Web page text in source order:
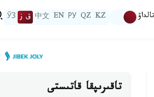
تالداۋ KZ
QZ
РУ
EN
中文 ق ز ЎЗ
تاقىرىپقا قاتىستى